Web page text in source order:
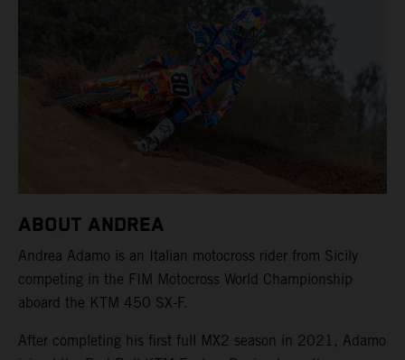
ABOUT ANDREA
Andrea Adamo is an Italian motocross rider from Sicily
competing in the FIM Motocross World Championship
aboard the KTM 450 SX-F.
After completing his first full MX2 season in 2021, Adamo